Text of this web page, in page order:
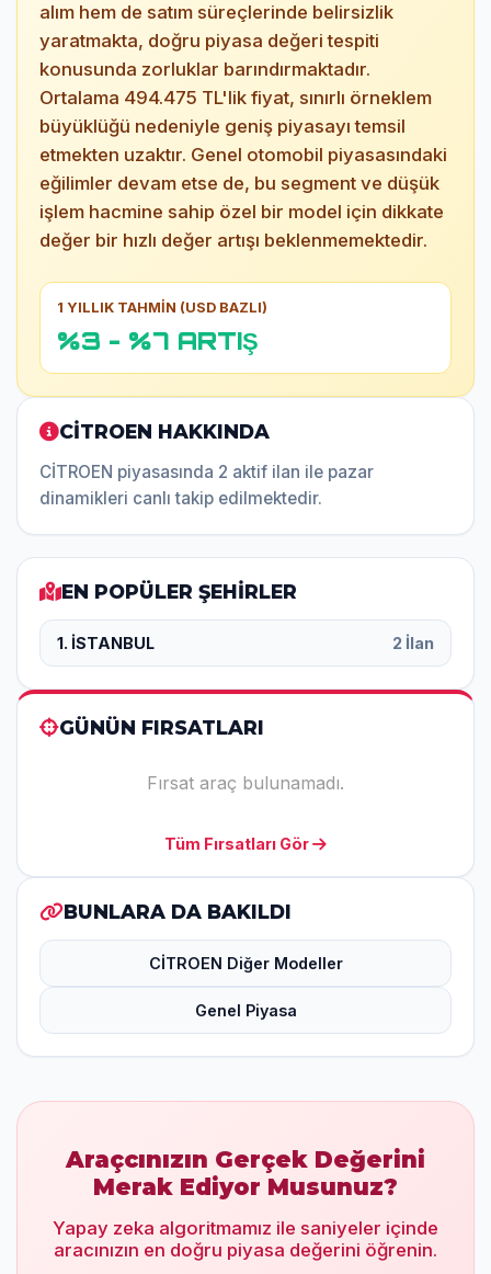
alım hem de satım süreçlerinde belirsizlik
yaratmakta, doğru piyasa değeri tespiti
konusunda zorluklar barındırmaktadır.
Ortalama 494.475 TL'lik fiyat, sınırlı örneklem
büyüklüğü nedeniyle geniş piyasayı temsil
etmekten uzaktır. Genel otomobil piyasasındaki
eğilimler devam etse de, bu segment ve düşük
işlem hacmine sahip özel bir model için dikkate
değer bir hızlı değer artışı beklenmemektedir.
1 YILLIK TAHMİN (USD BAZLI)
%3 - %7 ARTIŞ
CİTROEN HAKKINDA
CİTROEN piyasasında 2 aktif ilan ile pazar
dinamikleri canlı takip edilmektedir.
EN POPÜLER ŞEHİRLER
1. İSTANBUL 2 İlan
GÜNÜN FIRSATLARI
Fırsat araç bulunamadı.
Tüm Fırsatları Gör
BUNLARA DA BAKILDI
CİTROEN Diğer Modeller
Genel Piyasa
Araçcınızın Gerçek Değerini
Merak Ediyor Musunuz?
Yapay zeka algoritmamız ile saniyeler içinde
aracınızın en doğru piyasa değerini öğrenin.